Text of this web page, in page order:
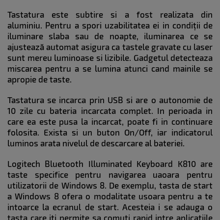
Tastatura este subtire si a fost realizata din
aluminiu. Pentru a spori uzabilitatea ei in condiții de
iluminare slaba sau de noapte, iluminarea ce se
ajustează automat asigura ca tastele gravate cu laser
sunt mereu luminoase si lizibile. Gadgetul detecteaza
miscarea pentru a se lumina atunci cand mainile se
apropie de taste.
Tastatura se incarca prin USB si are o autonomie de
10 zile cu bateria incarcata complet. In perioada in
care ea este pusa la incarcat, poate fi in continuare
folosita. Exista si un buton On/Off, iar indicatorul
luminos arata nivelul de descarcare al bateriei.
Logitech Bluetooth Illuminated Keyboard K810 are
taste specifice pentru navigarea uaoara pentru
utilizatorii de Windows 8. De exemplu, tasta de start
a Windows 8 ofera o modalitate usoara pentru a te
intoarce la ecranul de start. Acesteia i se adauga o
tasta care iti permite sa comuti rapid intre aplicatiile